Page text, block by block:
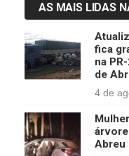
AS MAIS LIDAS
fica
na
de
4 de
Abreu